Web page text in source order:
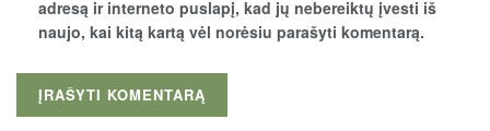
adresą ir interneto puslapį, kad jų nebereiktų įvesti iš
naujo, kai kitą kartą vėl norėsiu parašyti komentarą.